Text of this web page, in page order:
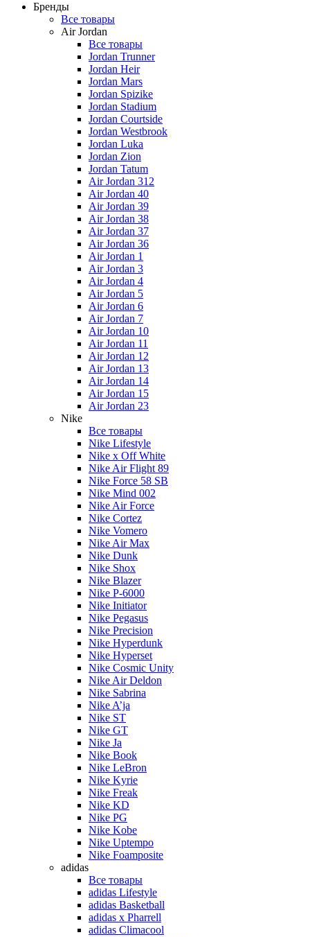
Бренды
Все товары
Air Jordan
Все товары
Jordan Trunner
Jordan Heir
Jordan Mars
Jordan Spizike
Jordan Stadium
Jordan Courtside
Jordan Westbrook
Jordan Luka
Jordan Zion
Jordan Tatum
Air Jordan 312
Air Jordan 40
Air Jordan 39
Air Jordan 38
Air Jordan 37
Air Jordan 36
Air Jordan 1
Air Jordan 3
Air Jordan 4
Air Jordan 5
Air Jordan 6
Air Jordan 7
Air Jordan 10
Air Jordan 11
Air Jordan 12
Air Jordan 13
Air Jordan 14
Air Jordan 15
Air Jordan 23
Nike
Все товары
Nike Lifestyle
Nike x Off White
Nike Air Flight 89
Nike Force 58 SB
Nike Mind 002
Nike Air Force
Nike Cortez
Nike Vomero
Nike Air Max
Nike Dunk
Nike Shox
Nike Blazer
Nike P-6000
Nike Initiator
Nike Pegasus
Nike Precision
Nike Hyperdunk
Nike Hyperset
Nike Cosmic Unity
Nike Air Deldon
Nike Sabrina
Nike A’ja
Nike ST
Nike GT
Nike Ja
Nike Book
Nike LeBron
Nike Kyrie
Nike Freak
Nike KD
Nike PG
Nike Kobe
Nike Uptempo
Nike Foamposite
adidas
Все товары
adidas Lifestyle
adidas Basketball
adidas x Pharrell
adidas Climacool